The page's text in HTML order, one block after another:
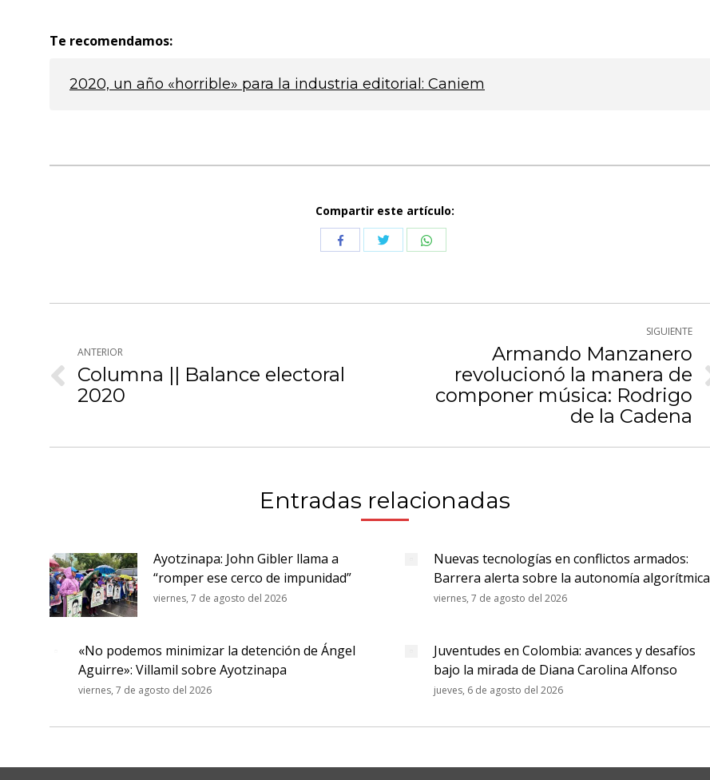
Te recomendamos:
2020, un año «horrible» para la industria editorial: Caniem
Compartir este artículo:
CompartirCompartirCompartir
entre
publicaciones
ANTERIOR
Publicación
anterior:
Columna || Balance electoral
2020
SIGUIENTE
Publicación
siguiente:
Armando Manzanero
revolucionó la manera de
componer música: Rodrigo
de la Cadena
Entradas relacionadas
Ayotzinapa: John Gibler llama a
“romper ese cerco de impunidad”
viernes, 7 de agosto del 2026
Nuevas tecnologías en conflictos armados:
Barrera alerta sobre la autonomía algorítmica
viernes, 7 de agosto del 2026
«No podemos minimizar la detención de Ángel
Aguirre»: Villamil sobre Ayotzinapa
viernes, 7 de agosto del 2026
Juventudes en Colombia: avances y desafíos
bajo la mirada de Diana Carolina Alfonso
jueves, 6 de agosto del 2026